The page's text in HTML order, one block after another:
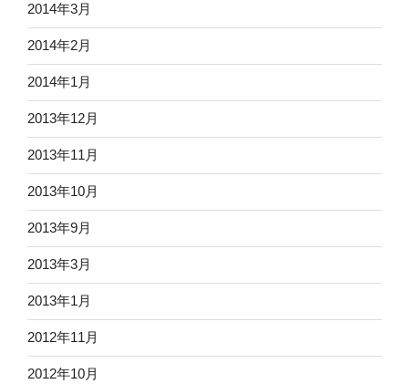
2014年3月
2014年2月
2014年1月
2013年12月
2013年11月
2013年10月
2013年9月
2013年3月
2013年1月
2012年11月
2012年10月